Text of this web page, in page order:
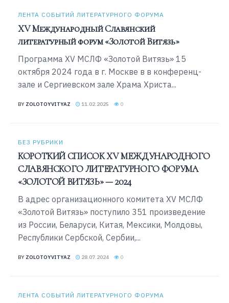
ЛЕНТА СОБЫТИЙ ЛИТЕРАТУРНОГО ФОРУМА
XV Международный Славянский
литературный форум «Золотой Витязь»
Программа XV МСЛФ «Золотой Витязь» 15
октября 2024 года в г. Москве в в конференц-
зале и Сергиевском зале Храма Христа...
BY ZOLOTOYVITYAZ 11.02.2025 0
БЕЗ РУБРИКИ
КОРОТКИЙ СПИСОК XV МЕЖДУНАРОДНОГО
СЛАВЯНСКОГО ЛИТЕРАТУРНОГО ФОРУМА
«ЗОЛОТОЙ ВИТЯЗЬ» — 2024
В адрес организационного комитета XV МСЛФ
«Золотой Витязь» поступило 351 произведение
из России, Беларуси, Китая, Мексики, Молдовы,
Республики Сербской, Сербии,...
BY ZOLOTOYVITYAZ 28.07.2024 0
ЛЕНТА СОБЫТИЙ ЛИТЕРАТУРНОГО ФОРУМА